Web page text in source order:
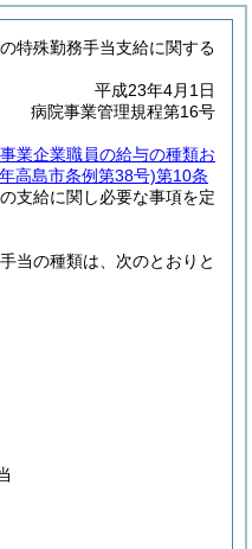
特殊勤務手当支給に関する
平成23年4月1日
病院事業管理規程第16号
業企業職員の給与の種類お
高島市条例第38号)第10条
支給に関し必要な事項を定
当の種類は、次のとおりと